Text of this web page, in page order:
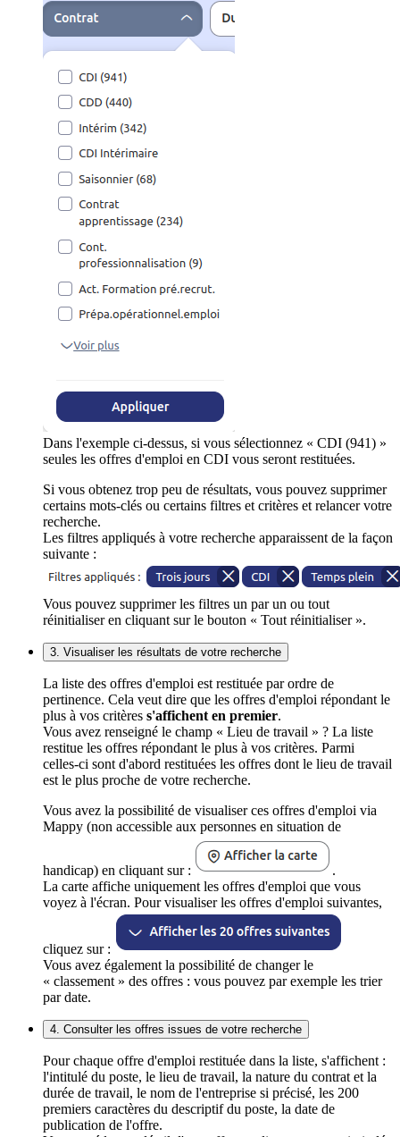
Dans l'exemple ci-dessus, si vous sélectionnez « CDI (941) »
seules les offres d'emploi en CDI vous seront restituées.
Si vous obtenez trop peu de résultats, vous pouvez supprimer
certains mots-clés ou certains filtres et critères et relancer votre
recherche.
Les filtres appliqués à votre recherche apparaissent de la façon
suivante :
Vous pouvez supprimer les filtres un par un ou tout
réinitialiser en cliquant sur le bouton « Tout réinitialiser ».
3. Visualiser les résultats de votre recherche
La liste des offres d'emploi est restituée par ordre de
pertinence. Cela veut dire que les offres d'emploi répondant le
plus à vos critères s'affichent en premier.
Vous avez renseigné le champ « Lieu de travail » ? La liste
restitue les offres répondant le plus à vos critères. Parmi
celles-ci sont d'abord restituées les offres dont le lieu de travail
est le plus proche de votre recherche.
Vous avez la possibilité de visualiser ces offres d'emploi via
Mappy (non accessible aux personnes en situation de
handicap) en cliquant sur :
.
La carte affiche uniquement les offres d'emploi que vous
voyez à l'écran. Pour visualiser les offres d'emploi suivantes,
cliquez sur :
Vous avez également la possibilité de changer le
« classement » des offres : vous pouvez par exemple les trier
par date.
4. Consulter les offres issues de votre recherche
Pour chaque offre d'emploi restituée dans la liste, s'affichent :
l'intitulé du poste, le lieu de travail, la nature du contrat et la
durée de travail, le nom de l'entreprise si précisé, les 200
premiers caractères du descriptif du poste, la date de
publication de l'offre.